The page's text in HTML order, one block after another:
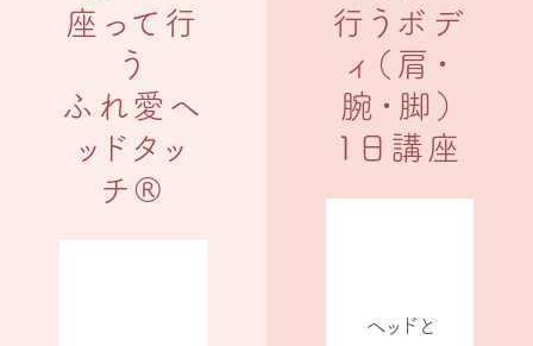
座って行
う
ふれ愛ヘ
ッドタッ
チ®
行うボデ
ィ（肩・
腕・脚）
1日講座
ヘッドと